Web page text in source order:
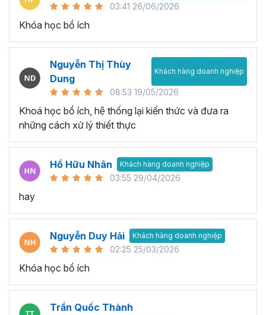
03:41 26/06/2026
Khóa học bổ ích
Nguyễn Thị Thùy
Dung
Khách hàng doanh nghiệp
08:53 19/05/2026
Khoá học bổ ích, hệ thống lại kiến thức và đưa ra
những cách xử lý thiết thực
Hồ Hữu Nhân Khách hàng doanh nghiệp
03:55 29/04/2026
hay
Nguyễn Duy Hải Khách hàng doanh nghiệp
02:25 25/03/2026
Khóa học bổ ích
Trần Quốc Thành